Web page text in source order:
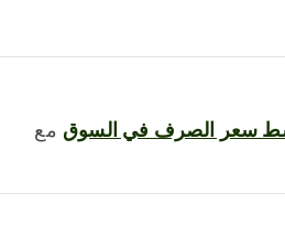
​​سعر الصرف في السوق مع